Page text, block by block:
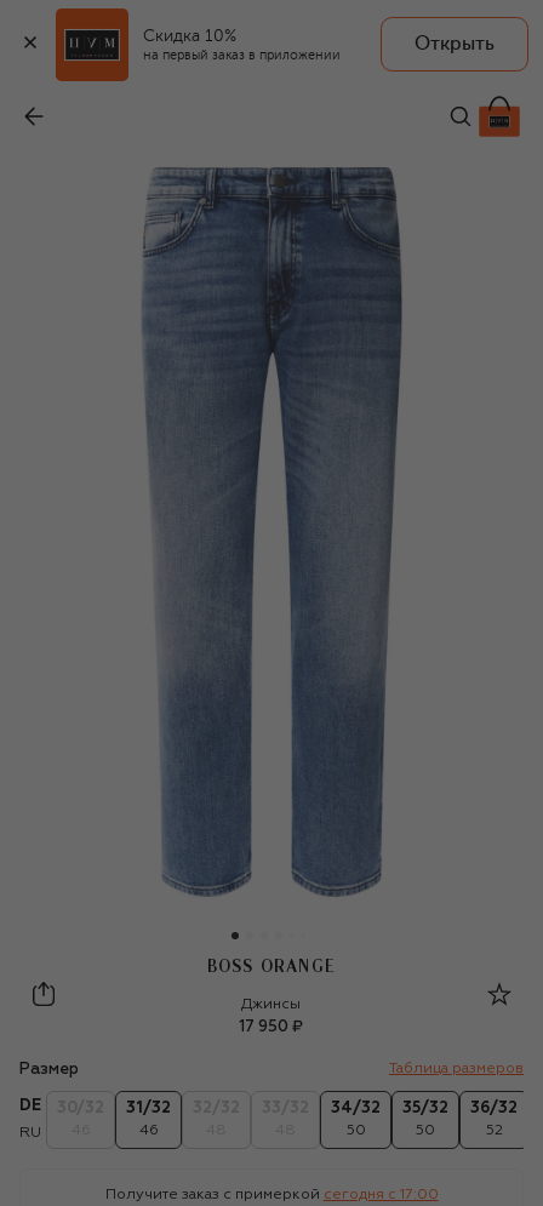
Скидка 10%
на первый заказ в приложении
Открыть
BOSS ORANGE
BOSS ORANGE
BOSS Orange
Джинсы
17 950 ₽
Размер Таблица размеров
DE
RU
31/32
46
34/32
50
35/32
50
36/32
52
Получите заказ с примеркой сегодня c 17:00